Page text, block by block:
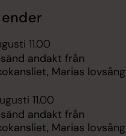
11.00
andakt från
Marias lovsång
11.00
andakt från
Marias lovsång